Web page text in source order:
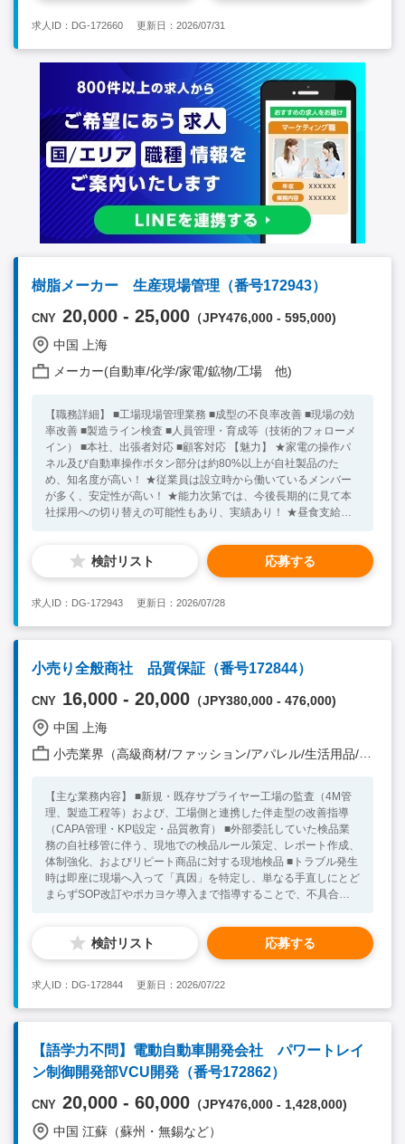
自社で保有！ ★業績が伸びている！ 【必須条件】 ■大卒 ■スチ
レン系樹脂、エマルジョン重合樹脂、コア・シェル型エマルジョ
ン重合などの研究開発および応用に関する実務経験あり ■ 独自
に開発を行い量産に至ったプロジェクト経験があり ■研究開発の
全プロセスを熟知している方 ■コア・シェル型エマルジョン重
合、ラジカル重合、または縮合反応の原理およびプロセス手法に
精通している方 ★30代～50代の方が活躍中！ ※キーワード：中
国日系企業就職 中国勤務 無料斡旋サービス
求人ID：DG-172660 更新日：2026/07/31
樹脂メーカー 生産現場管理（番号172943）
CNY 20,000 - 25,000 （JPY476,000 - 595,000)
中国 上海
メーカー(自動車/化学/家電/鉱物/工場 他)
【職務詳細】 ■工場現場管理業務 ■成型の不良率改善 ■現場の効
率改善 ■製造ライン検査 ■人員管理・育成等（技術的フォローメ
イン） ■本社、出張者対応 ■顧客対応 【魅力】 ★家電の操作パ
ネル及び自動車操作ボタン部分は約80%以上が自社製品のた
め、知名度が高い！ ★従業員は設立時から働いているメンバー
が多く、安定性が高い！ ★能力次第では、今後長期的に見て本
社採用への切り替えの可能性もあり、実績あり！ ★昼食支給！
レベル ■自動車/電子部品/家電等の製造業界での経験者 ■工場で
の生産現場管理経験あり 【求める人物像】 ■現地で長期キャ
リアを築きたい方 ■コミュニケーション能力の高い方 ★30代～
務 無料斡旋サービス
検討リスト 応募する
求人ID：DG-172943 更新日：2026/07/28
小売り全般商社 品質保証（番号172844）
CNY 16,000 - 20,000 （JPY380,000 - 476,000)
中国 上海
小売業界（高級商材/ファッション/アパレル/生活用品/家電 他）
【主な業務内容】 ■新規・既存サプライヤー工場の監査（4M管
理、製造工程等）および、工場側と連携した伴走型の改善指導
（CAPA管理・KPI設定・品質教育） ■外部委託していた検品業
務の自社移管に伴う、現地での検品ルール策定、レポート作成、
体制強化、およびリピート商品に対する現地検品 ■トラブル発生
時は即座に現場へ入って「真因」を特定し、単なる手直しにとど
まらずSOP改訂やポカヨケ導入まで指導することで、不具合を
成、月次オンライン定例会での課題プレゼン、および品質基準変
更に合わせた現地チェックリストのローカライズ 【魅力】 ★大
手企業出資により設立されて上場企業！ ★今後はさらに組織を
る！ ★年1回の帰国費用は会社負担！ ★懇親会補助あり！ 【必
須条件】 ■大卒 ■中国語日常会話レベル以上 ■5年以上第三者検
査機関、または製造業・商社での「工場品質監査（オーディッ
ト）」および「品質改善指導（CAPA管理）」の実務経験あり ■
金属加工品、電気・電子製品、樹脂成形品などの工業製品・資材
において、複数のカテゴリーを扱った経験あり ★30代～40代の
料斡旋サービス
検討リスト 応募する
求人ID：DG-172844 更新日：2026/07/22
【語学力不問】電動自動車開発会社 パワートレイ
ン制御開発部VCU開発（番号172862）
CNY 20,000 - 60,000 （JPY476,000 - 1,428,000)
中国 江蘇（蘇州・無錫など）